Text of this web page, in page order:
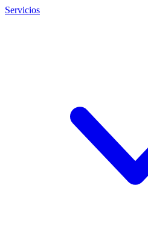
Servicios